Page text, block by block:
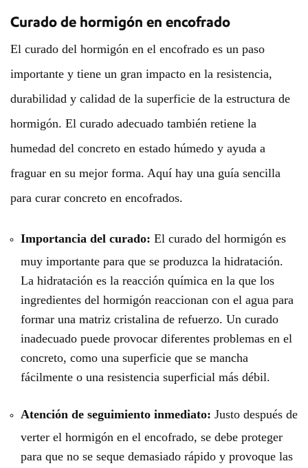
Curado de hormigón en encofrado
El curado del hormigón en el encofrado es un paso
importante y tiene un gran impacto en la resistencia,
durabilidad y calidad de la superficie de la estructura de
hormigón. El curado adecuado también retiene la
humedad del concreto en estado húmedo y ayuda a
fraguar en su mejor forma. Aquí hay una guía sencilla
para curar concreto en encofrados.
Importancia del curado: El curado del hormigón es
muy importante para que se produzca la hidratación.
La hidratación es la reacción química en la que los
ingredientes del hormigón reaccionan con el agua para
formar una matriz cristalina de refuerzo. Un curado
inadecuado puede provocar diferentes problemas en el
concreto, como una superficie que se mancha
fácilmente o una resistencia superficial más débil.
Atención de seguimiento inmediato: Justo después de
verter el hormigón en el encofrado, se debe proteger
para que no se seque demasiado rápido y provoque las